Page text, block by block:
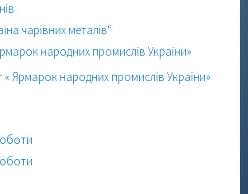
чарівних металів"
народних промислів України»
« Ярмарок народних промислів України»